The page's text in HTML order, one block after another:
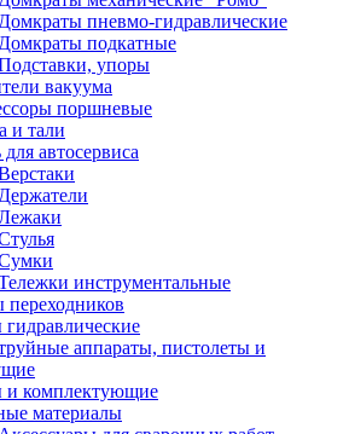
пневмо-гидравлические
подкатные
упоры
вакуума
поршневые
и тали
автосервиса
инструментальные
аппараты, пистолеты и
комплектующие
материалы